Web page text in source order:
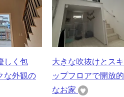
しく包
な外観の
大きな吹抜けとスキ
ップフロアで開放的
なお家